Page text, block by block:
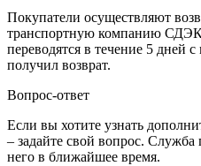
Покупатели осуществляют
транспортную компанию
переводятся в течение 5 дней
получил возврат.
Вопрос-ответ
Если вы хотите узнать
– задайте свой вопрос.
него в ближайшее время.